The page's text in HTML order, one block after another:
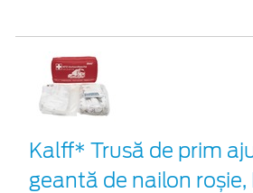
Kalff* Trusă de prim
geantă de nailon roșie,